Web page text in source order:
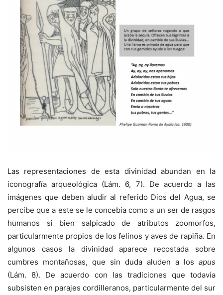
Las representaciones de esta divinidad abundan en la
iconografía arqueológica (Lám. 6, 7). De acuerdo a las
imágenes que deben aludir al referido Dios del Agua, se
percibe que a este se le concebía como a un ser de rasgos
humanos si bien salpicado de atributos zoomorfos,
particularmente propios de los felinos y aves de rapiña. En
algunos casos la divinidad aparece recostada sobre
cumbres montañosas, que sin duda aluden a los apus
(Lám. 8). De acuerdo con las tradiciones que todavía
subsisten en parajes cordilleranos, particularmente del sur